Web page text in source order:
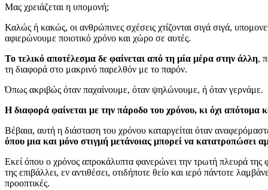
Μας χρειάζεται η υπομονή;
Καλώς ή κακώς, οι ανθρώπινες σχέσεις χτίζονται σιγά σιγά,
αφιερώνουμε ποιοτικό χρόνο και χώρο σε αυτές.
Το τελικό αποτέλεσμα δε φαίνεται από τη μία μέρα στην άλλη,
τη διαφορά στο μακρινό παρελθόν με το παρόν.
Όπως ακριβώς όταν παχαίνουμε, όταν ψηλώνουμε, ή όταν γερνάμε.
Η διαφορά φαίνεται με την πάροδο του χρόνου, κι όχι απότομα
Βέβαια, αυτή η διάσταση του χρόνου καταργείται όταν
όπου μια και μόνο στιγμή μετάνοιας μπορεί να κατατροπώσει
Εκεί όπου ο χρόνος απροκάλυπτα φανερώνει την τρωτή πλευρά
της επιβάλλει, εν αντιθέσει, οτιδήποτε θείο και ιερό πάντοτε
προοπτικές.